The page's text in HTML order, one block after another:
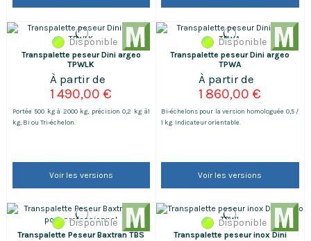
Transpalette peseur Dini argeo
TPWLK
Disponible
1 490,00 €
Portée 500 kg à 2000 kg, précision 0,2 kg à1
kg, Bi ou Tri-échelon.
Voir les versions
Transpalette peseur Dini argeo
TPWA
Disponible
1 860,00 €
Bi-échelons pour la version homologuée 0,5 /
1 kg. Indicateur orientable.
Voir les versions
Transpalette Peseur Baxtran TBS
Disponible
Transpalette peseur inox Dini
Disponible